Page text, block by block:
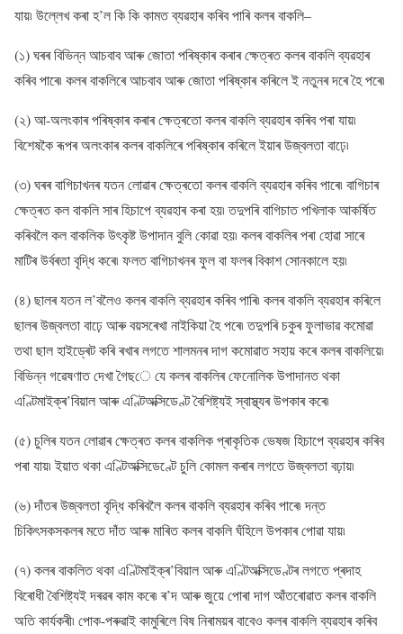
যায়৷ উল্লেখ কৰা হ’ল কি কি কামত ব্যৱহাৰ কৰিব পাৰি কলৰ বাকলি–
(১) ঘৰৰ বিভিন্ন আচবাব আৰু জোতা পৰিষ্কাৰ কৰাৰ ক্ষেত্ৰত কলৰ বাকলি ব্যৱহাৰ
কৰিব পাৰে৷ কলৰ বাকলিৰে আচবাব আৰু জোতা পৰিষ্কাৰ কৰিলে ই নতুনৰ দৰে হৈ পৰে৷
(২) আ-অলংকাৰ পৰিষ্কাৰ কৰাৰ ক্ষেত্ৰতো কলৰ বাকলি ব্যৱহাৰ কৰিব পৰা যায়৷
বিশেষকৈ ৰূপৰ অলংকাৰ কলৰ বাকলিৰে পৰিষ্কাৰ কৰিলে ইয়াৰ উজ্বলতা বাঢ়ে৷
(৩) ঘৰৰ বাগিচাখনৰ যতন লোৱাৰ ক্ষেত্ৰতো কলৰ বাকলি ব্যৱহাৰ কৰিব পাৰে৷ বাগিচাৰ
ক্ষেত্ৰত কল বাকলি সাৰ হিচাপে ব্যৱহাৰ কৰা হয়৷ তদুপৰি বাগিচাত পখিলাক আকৰ্ষিত
কৰিবলৈ কল বাকলিক উৎকৃষ্ট উপাদান বুলি কোৱা হয়৷ কলৰ বাকলিৰ পৰা হোৱা সাৰে
মাটিৰ উৰ্বৰতা বৃদ্ধি কৰে৷ ফলত বাগিচাখনৰ ফুল বা ফলৰ বিকাশ সোনকালে হয়৷
(৪) ছালৰ যতন ল’বলৈও কলৰ বাকলি ব্যৱহাৰ কৰিব পাৰি৷ কলৰ বাকলি ব্যৱহাৰ কৰিলে
ছালৰ উজ্বলতা বাঢ়ে আৰু বয়সৰেখা নাইকিয়া হৈ পৰে৷ তদুপৰি চকুৰ ফুলাভাৱ কমোৱা
তথা ছাল হাইড্ৰেট কৰি ৰখাৰ লগতে শালমনৰ দাগ কমোৱাত সহায় কৰে কলৰ বাকলিয়ে৷
বিভিন্ন গৱেষণাত দেখা গৈছে যে কলৰ বাকলিৰ ফেনোলিক উপাদানত থকা
এণ্টিমাইক্ৰ’বিয়াল আৰু এণ্টিঅক্সিডেণ্ট বৈশিষ্ট্যই স্বাস্থ্যৰ উপকাৰ কৰে৷
(৫) চুলিৰ যতন লোৱাৰ ক্ষেত্ৰত কলৰ বাকলিক প্ৰাকৃতিক ভেষজ হিচাপে ব্যৱহাৰ কৰিব
পৰা যায়৷ ইয়াত থকা এণ্টিঅক্সিডেণ্টে চুলি কোমল কৰাৰ লগতে উজ্বলতা বঢ়ায়৷
(৬) দাঁতৰ উজ্বলতা বৃদ্ধি কৰিবলৈ কলৰ বাকলি ব্যৱহাৰ কৰিব পাৰে৷ দন্ত
চিকিৎসকসকলৰ মতে দাঁত আৰু মাৰিত কলৰ বাকলি ঘঁহিলে উপকাৰ পোৱা যায়৷
(৭) কলৰ বাকলিত থকা এণ্টিমাইক্ৰ’বিয়াল আৰু এণ্টিঅক্সিডেণ্টৰ লগতে প্ৰদাহ
বিৰোধী বৈশিষ্ট্যই দৰৱৰ কাম কৰে৷ ৰ’দ আৰু জুয়ে পোৰা দাগ আঁতৰোৱাত কলৰ বাকলি
অতি কাৰ্যকৰী৷ পোক-পৰুৱাই কামুৰিলে বিষ নিৰাময়ৰ বাবেও কলৰ বাকলি ব্যৱহাৰ কৰিব